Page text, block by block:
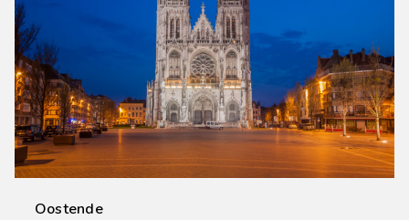
Oostende